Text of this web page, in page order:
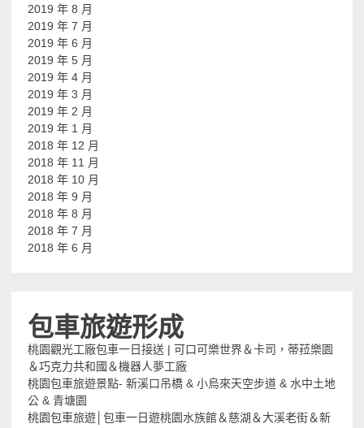
2019 年 8 月
2019 年 7 月
2019 年 6 月
2019 年 5 月
2019 年 4 月
2019 年 3 月
2019 年 2 月
2019 年 1 月
2018 年 12 月
2018 年 11 月
2018 年 10 月
2018 年 9 月
2018 年 8 月
2018 年 7 月
2018 年 6 月
包車旅遊形成
桃園觀光工廠包車一日接送 | 可口可樂世界＆卡司，蒂菈樂園
＆巧克力共和國＆機器人夢工廠
桃園包車旅遊景點- 新溪口吊橋 & 小烏來天空步道 & 水中土地
公 & 青塘園
桃園包車旅遊│包車一日遊桃園水族館＆慈湖＆大溪老街＆新